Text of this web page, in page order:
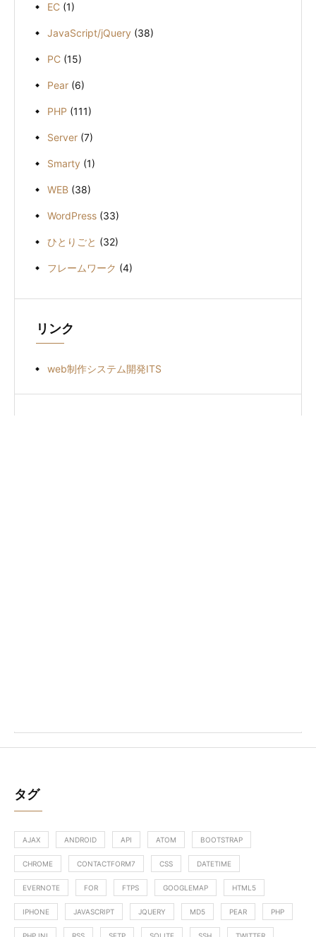
EC (1)
JavaScript/jQuery (38)
PC (15)
Pear (6)
PHP (111)
Server (7)
Smarty (1)
WEB (38)
WordPress (33)
ひとりごと (32)
フレームワーク (4)
リンク
web制作システム開発ITS
タグ
AJAX ANDROID API ATOM BOOTSTRAP
CHROME CONTACTFORM7 CSS DATETIME
EVERNOTE FOR FTPS GOOGLEMAP HTML5
IPHONE JAVASCRIPT JQUERY MD5 PEAR PHP